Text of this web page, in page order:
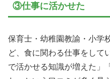
③仕事に活かせた
保育士・幼稚園教諭・小学
ど、食に関わる仕事をして
で活かせる知識が増えた」